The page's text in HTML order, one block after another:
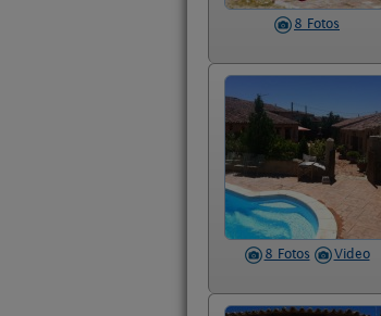
8 Fotos
8 Fotos Video